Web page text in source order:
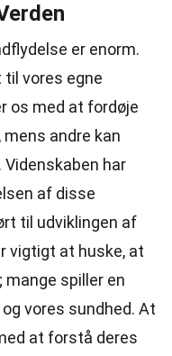
er enorm.
til vores egne
os med at fordøje
andre kan
har
af disse
til udviklingen af
vigtigt at huske, at
mange spiller en
vores sundhed. At
at forstå deres